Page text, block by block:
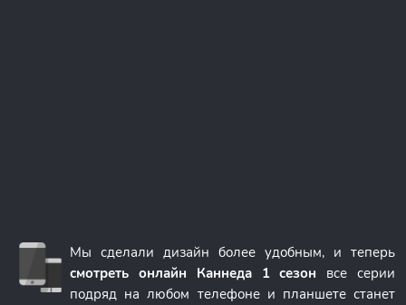
Мы сделали дизайн более удобным, и теперь
смотреть онлайн Каннеда 1 сезон все серии
подряд на любом телефоне и планшете станет